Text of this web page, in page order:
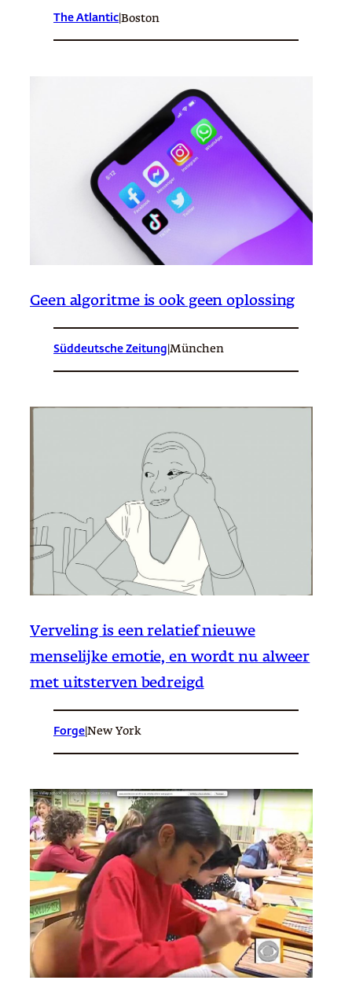
The Atlantic Boston
Geen algoritme is ook geen oplossing
Süddeutsche Zeitung München
Verveling is een relatief nieuwe
menselijke emotie, en wordt nu alweer
met uitsterven bedreigd
Forge New York